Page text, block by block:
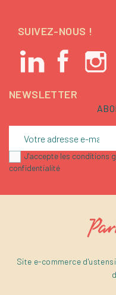
SUIVEZ-NOUS !
NEWSLETTER
J'accepte les conditions
confidentialité
Site e-commerce